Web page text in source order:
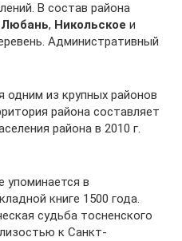
В состав района
Любань, Никольское и
Административный
одним из крупных районов
района составляет
района в 2010 г.
упоминается в
книге 1500 года.
судьба тосненского
к Санкт-